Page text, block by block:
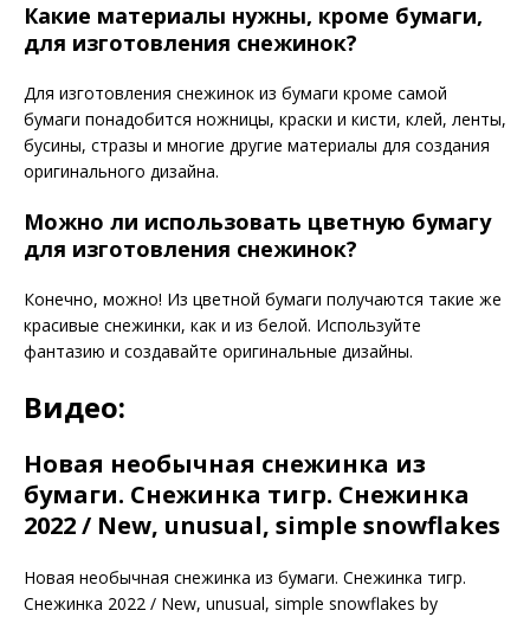
Какие материалы нужны, кроме бумаги,
для изготовления снежинок?
Для изготовления снежинок из бумаги кроме самой
бумаги понадобится ножницы, краски и кисти, клей, ленты,
бусины, стразы и многие другие материалы для создания
оригинального дизайна.
Можно ли использовать цветную бумагу
для изготовления снежинок?
Конечно, можно! Из цветной бумаги получаются такие же
красивые снежинки, как и из белой. Используйте
фантазию и создавайте оригинальные дизайны.
Видео:
Новая необычная снежинка из
бумаги. Снежинка тигр. Снежинка
2022 / New, unusual, simple snowflakes
Новая необычная снежинка из бумаги. Снежинка тигр.
Снежинка 2022 / New, unusual, simple snowflakes by